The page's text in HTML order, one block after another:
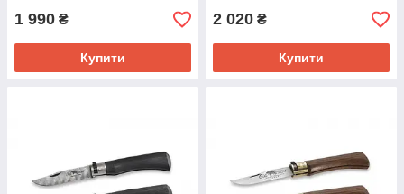
1 990 ₴
Купити
2 020 ₴
Купити